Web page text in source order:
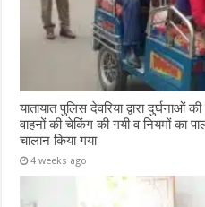
यातायात पुलिस देवरिया द्वारा
वाहनों की चेकिंग की गयी व नियमों का
चालान किया गया
4 weeks ago